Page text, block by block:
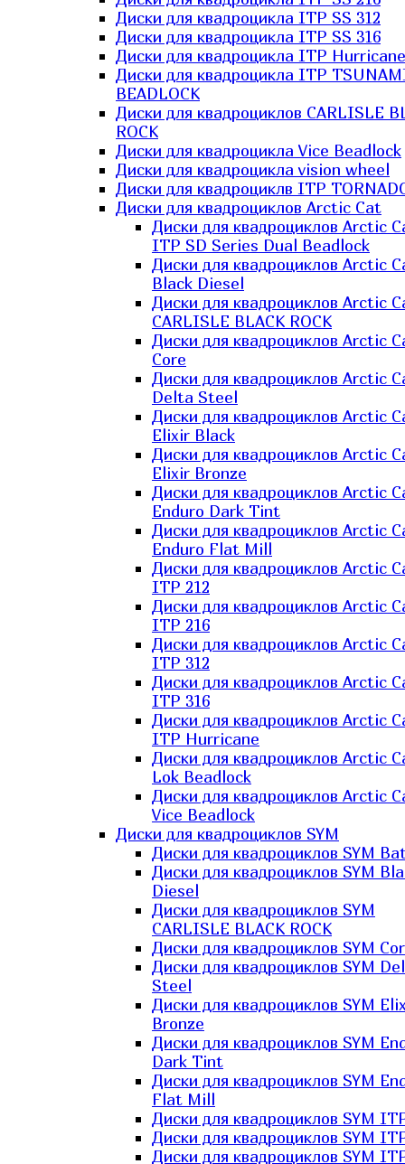
Диски для квадроцикла ITP SS 312
Диски для квадроцикла ITP SS 316
Диски для квадроцикла ITP Hurricane
Диски для квадроцикла ITP
BEADLOCK
Диски для квадроциклов CARLISLE
ROCK
Диски для квадроцикла Vice Beadlock
Диски для квадроцикла vision wheel
Диски для квадроциклв ITP
Диски для квадроциклов Arctic Cat
Диски для квадроциклов Arctic
ITP SD Series Dual Beadlock
Диски для квадроциклов Arctic
Black Diesel
Диски для квадроциклов Arctic
CARLISLE BLACK ROCK
Диски для квадроциклов Arctic
Core
Диски для квадроциклов Arctic
Delta Steel
Диски для квадроциклов Arctic
Elixir Black
Диски для квадроциклов Arctic
Elixir Bronze
Диски для квадроциклов Arctic
Enduro Dark Tint
Диски для квадроциклов Arctic
Enduro Flat Mill
Диски для квадроциклов Arctic
ITP 212
Диски для квадроциклов Arctic
ITP 216
Диски для квадроциклов Arctic
ITP 312
Диски для квадроциклов Arctic
ITP 316
Диски для квадроциклов Arctic
ITP Hurricane
Диски для квадроциклов Arctic
Lok Beadlock
Диски для квадроциклов Arctic
Vice Beadlock
Диски для квадроциклов SYM
Диски для квадроциклов SYM
Диски для квадроциклов SYM
Diesel
Диски для квадроциклов SYM
CARLISLE BLACK ROCK
Диски для квадроциклов SYM
Диски для квадроциклов SYM
Steel
Диски для квадроциклов SYM
Bronze
Диски для квадроциклов SYM
Dark Tint
Диски для квадроциклов SYM
Flat Mill
Диски для квадроциклов SYM
Диски для квадроциклов SYM
Диски для квадроциклов SYM